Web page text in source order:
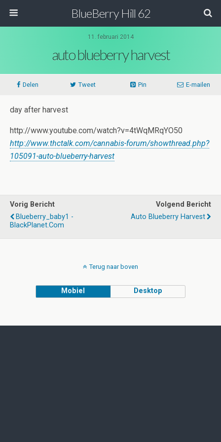
BlueBerry Hill 62
11. februari 2014
auto blueberry harvest
Delen Tweet Pin E-mailen
day after harvest
http://www.youtube.com/watch?v=4tWqMRqYO50
http://www.thctalk.com/cannabis-forum/showthread.php?
105091-auto-blueberry-harvest
Vorig Bericht
Blueberry_baby1 -
BlackPlanet.com
Volgend Bericht
Auto Blueberry Harvest
Terug naar boven
Mobiel Desktop